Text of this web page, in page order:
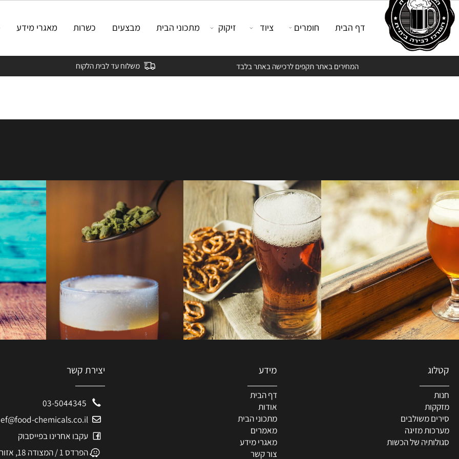
המחירים באתר תקפים לרכישה באתר בלבד משלוח עד לבית הלקוח
דף הבית חומרים ציוד זיקוק מתכוני הבית מבצעים כשרות מאגרי מידע
משולבים
מזיגה
דף הבית
אודות
מתכוני הבית
מאמרים
יצירת קשר
03-5044345
chemicals.co.il
עקבו אחרינו בפייסבוק